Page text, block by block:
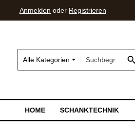
Zur Hauptnavigation springen
Anmelden oder Registrieren
Alle Kategorien
HOME SCHANKTECHNIK